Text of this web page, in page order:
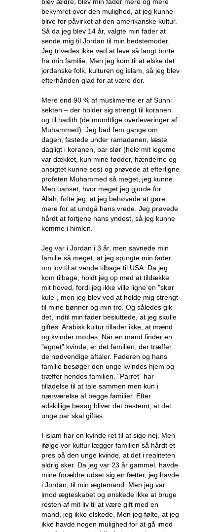
bekymret over den mulighed, at jeg kunne
blive for påvirket af den amerikanske kultur.
Så da jeg blev 14 år, valgte min fader at
sende mig til Jordan til min bedstemoder.
Jeg trivedes ikke ved at leve så langt borte
fra min familie. Men jeg kom til at elske det
jordanske folk, kulturen og islam, så jeg blev
efterhånden glad for at være der.
Mere end 90 % af muslimerne er af Sunni
sekten – der holder sig strengt til koranen
og til hadith (de mundtlige overleveringer af
Muhammed). Jeg bad fem gange om
dagen, fastede under ramadanen, læste
dagligt i koranen, bar slør (hele mit legeme
var dækket, kun mine fødder, hænderne og
ansigtet kunne ses) og prøvede at efterligne
profeten Muhammed så meget, jeg kunne.
Men uanset, hvor meget jeg gjorde for
Allah, følte jeg, at jeg behøvede at gøre
mere for at undgå hans vrede. Jeg prøvede
hårdt at fortjene hans yndest, så jeg kunne
komme i himlen.
Jeg var i Jordan i 3 år, men savnede min
familie så meget, at jeg spurgte min fader
om lov til at vende tilbage til USA. Da jeg
kom tilbage, holdt jeg op med at tildække
mit hoved, fordi jeg ikke ville ligne en ”skør
kule”, men jeg blev ved at holde mig strengt
til mine bønner og min tro. Og således gik
det, indtil min fader besluttede, at jeg skulle
giftes. Arabisk kultur tillader ikke, at mænd
og kvinder mødes. Når en mand finder en
”egnet” kvinde, er det familien, der træffer
de nødvendige aftaler. Faderen og hans
familie besøger den unge kvindes hjem og
træffer hendes familien. “Parret” har
tilladelse til at tale sammen men kun i
nærværelse af begge familier. Efter
adskillige besøg bliver det bestemt, at det
unge par skal giftes.
I islam har en kvinde ret til at sige nej. Men
ifølge vor kultur lægger familien så hårdt et
pres på den unge kvinde, at det i realiteten
aldrig sker. Da jeg var 23 år gammel, havde
mine forældre udset sig en fætter, jeg havde
i Jordan, til min ægtemand. Men jeg var
imod ægteskabet og ønskede ikke at bruge
resten af mit liv til at være gift med en
mand, jeg ikke elskede. Men jeg følte, at jeg
ikke havde nogen mulighed for at gå imod